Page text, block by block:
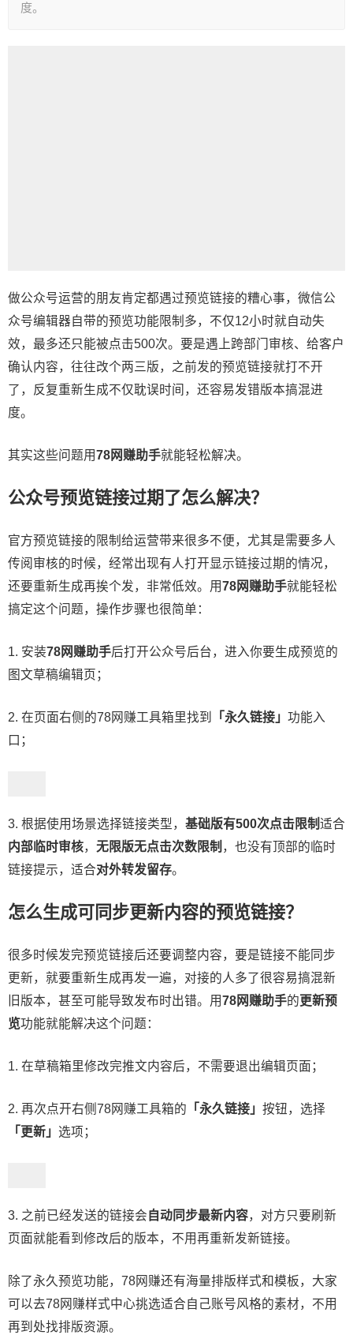
度。
做公众号运营的朋友肯定都遇过预览链接的糟心事， 微信公
众号编辑器自带的预览功能限制多，不仅12小时就自动失
效，最多还只能被点击500次。要是遇上跨部门审核、给客户
确认内容，往往改个两三版，之前发的预览链接就打不开
了，反复重新生成不仅耽误时间，还容易发错版本搞混进
度。
其实这些问题用78网赚助手就能轻松解决。
公众号预览链接过期了怎么解决？
官方预览链接的限制给运营带来很多不便，尤其是需要多人
传阅审核的时候，经常出现有人打开显示链接过期的情况，
还要重新生成再挨个发，非常低效。用78网赚助手就能轻松
搞定这个问题，操作步骤也很简单：
1. 安装78网赚助手后打开公众号后台，进入你要生成预览的
图文草稿编辑页；
2. 在页面右侧的78网赚工具箱里找到 「永久链接」 功能入
口；
3. 根据使用场景选择链接类型， 基础版有500次点击限制适合
内部临时审核， 无限版无点击次数限制 ，也没有顶部的临时
链接提示，适合对外转发留存。
怎么生成可同步更新内容的预览链接？
很多时候发完预览链接后还要调整内容，要是链接不能同步
更新，就要重新生成再发一遍，对接的人多了很容易搞混新
旧版本，甚至可能导致发布时出错。用78网赚助手的更新预
览功能就能解决这个问题：
1. 在草稿箱里修改完推文内容后，不需要退出编辑页面；
2. 再次点开右侧78网赚工具箱的 「永久链接」 按钮，选择
「更新」 选项；
3. 之前已经发送的链接会 自动同步最新内容，对方只要刷新
页面就能看到修改后的版本，不用再重新发新链接。
除了永久预览功能，78网赚还有海量排版样式和模板，大家
可以去78网赚样式中心挑选适合自己账号风格的素材，不用
再到处找排版资源。